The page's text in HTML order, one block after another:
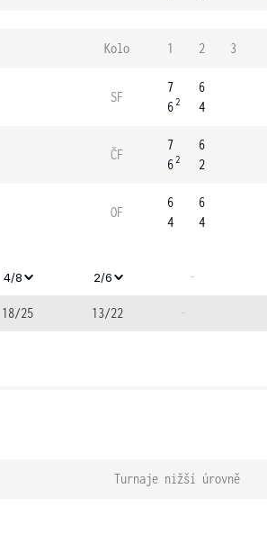
Kolo 1 2 3
SF
7
62
6
4
ČF
7
62
6
2
OF
6
4
6
4
4/8 2/6 -
18/25 13/22 -
Turnaje nižší úrovně